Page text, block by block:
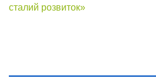
сталий розвиток»